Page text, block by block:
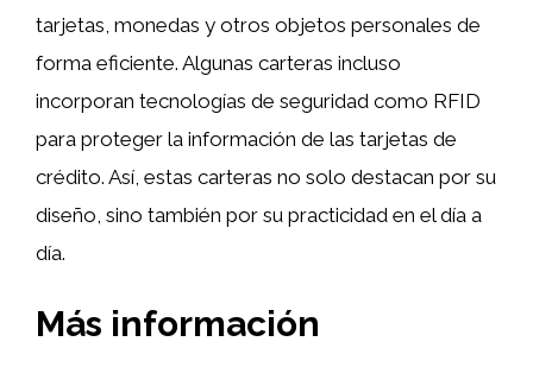
tarjetas, monedas y otros objetos personales de
forma eficiente. Algunas carteras incluso
incorporan tecnologías de seguridad como RFID
para proteger la información de las tarjetas de
crédito. Así, estas carteras no solo destacan por su
diseño, sino también por su practicidad en el día a
día.
Más información